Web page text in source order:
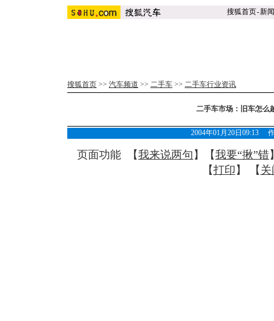
搜狐首页-新闻
搜狐首页 >> 汽车频道 >> 二手车 >> 二手车行业资讯
二手车市场：旧车怎么
2004年01月20日09:13
页面功能 【我来说两句 】【我要“揪”错
【打印 】 【 关